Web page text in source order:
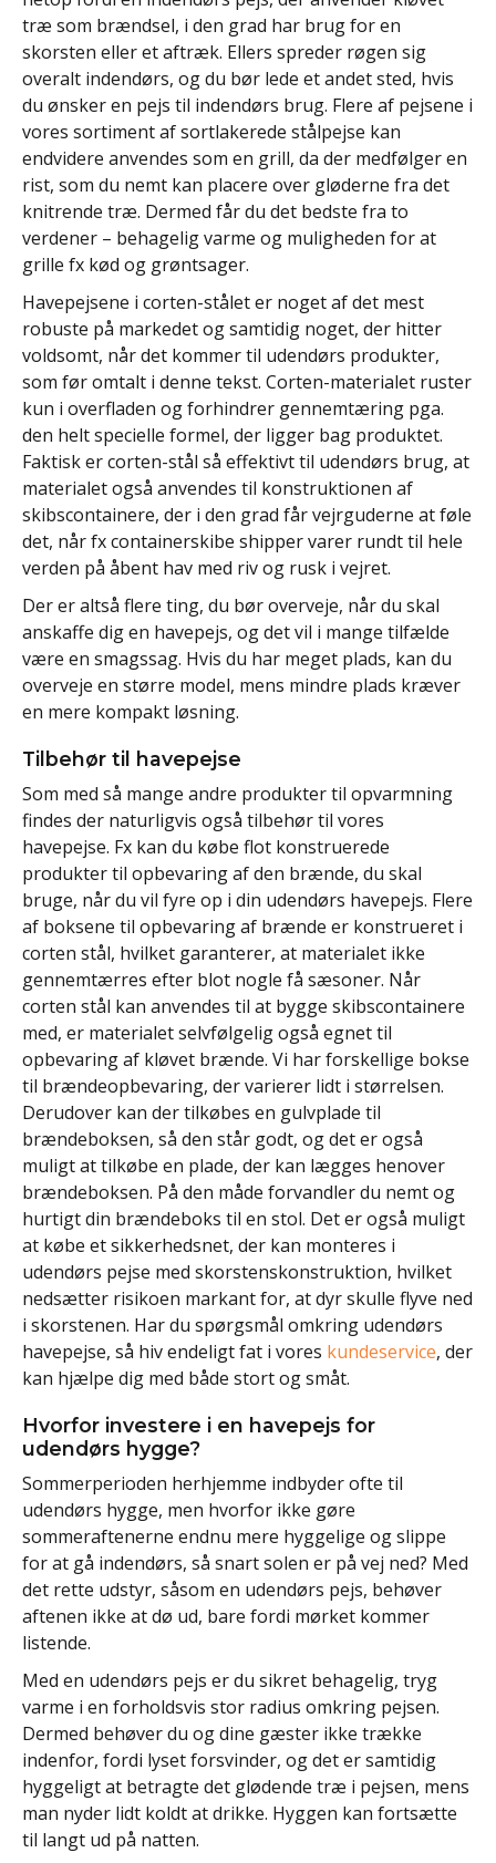
træ som brændsel, i den grad har brug for en
skorsten eller et aftræk. Ellers spreder røgen sig
overalt indendørs, og du bør lede et andet sted, hvis
du ønsker en pejs til indendørs brug. Flere af pejsene i
vores sortiment af sortlakerede stålpejse kan
endvidere anvendes som en grill, da der medfølger en
rist, som du nemt kan placere over gløderne fra det
knitrende træ. Dermed får du det bedste fra to
verdener – behagelig varme og muligheden for at
grille fx kød og grøntsager.
Havepejsene i corten-stålet er noget af det mest
robuste på markedet og samtidig noget, der hitter
voldsomt, når det kommer til udendørs produkter,
som før omtalt i denne tekst. Corten-materialet ruster
kun i overfladen og forhindrer gennemtæring pga.
den helt specielle formel, der ligger bag produktet.
Faktisk er corten-stål så effektivt til udendørs brug, at
materialet også anvendes til konstruktionen af
skibscontainere, der i den grad får vejrguderne at føle
det, når fx containerskibe shipper varer rundt til hele
verden på åbent hav med riv og rusk i vejret.
Der er altså flere ting, du bør overveje, når du skal
anskaffe dig en havepejs, og det vil i mange tilfælde
være en smagssag. Hvis du har meget plads, kan du
overveje en større model, mens mindre plads kræver
en mere kompakt løsning.
Tilbehør til havepejse
Som med så mange andre produkter til opvarmning
findes der naturligvis også tilbehør til vores
havepejse. Fx kan du købe flot konstruerede
produkter til opbevaring af den brænde, du skal
bruge, når du vil fyre op i din udendørs havepejs. Flere
af boksene til opbevaring af brænde er konstrueret i
corten stål, hvilket garanterer, at materialet ikke
gennemtærres efter blot nogle få sæsoner. Når
corten stål kan anvendes til at bygge skibscontainere
med, er materialet selvfølgelig også egnet til
opbevaring af kløvet brænde. Vi har forskellige bokse
til brændeopbevaring, der varierer lidt i størrelsen.
Derudover kan der tilkøbes en gulvplade til
brændeboksen, så den står godt, og det er også
muligt at tilkøbe en plade, der kan lægges henover
brændeboksen. På den måde forvandler du nemt og
hurtigt din brændeboks til en stol. Det er også muligt
at købe et sikkerhedsnet, der kan monteres i
udendørs pejse med skorstenskonstruktion, hvilket
nedsætter risikoen markant for, at dyr skulle flyve ned
i skorstenen. Har du spørgsmål omkring udendørs
havepejse, så hiv endeligt fat i vores kundeservice, der
kan hjælpe dig med både stort og småt.
Hvorfor investere i en havepejs for
udendørs hygge?
Sommerperioden herhjemme indbyder ofte til
udendørs hygge, men hvorfor ikke gøre
sommeraftenerne endnu mere hyggelige og slippe
for at gå indendørs, så snart solen er på vej ned? Med
det rette udstyr, såsom en udendørs pejs, behøver
aftenen ikke at dø ud, bare fordi mørket kommer
listende.
Med en udendørs pejs er du sikret behagelig, tryg
varme i en forholdsvis stor radius omkring pejsen.
Dermed behøver du og dine gæster ikke trække
indenfor, fordi lyset forsvinder, og det er samtidig
hyggeligt at betragte det glødende træ i pejsen, mens
man nyder lidt koldt at drikke. Hyggen kan fortsætte
til langt ud på natten.